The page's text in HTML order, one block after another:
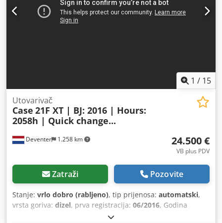
1 / 15
Deventer 1.258 km
Utovarivač
Case 21F XT | BJ: 2016 | Hours:
2058h | Quick change...
24.500 €
VB plus PDV
Zatraži Pozovite
Stanje: vrlo dobro (rabljeno), tip prijenosa: automatski,
vrsta goriva: dizel, prva registracija: 06/2016, Godina
2.058 h